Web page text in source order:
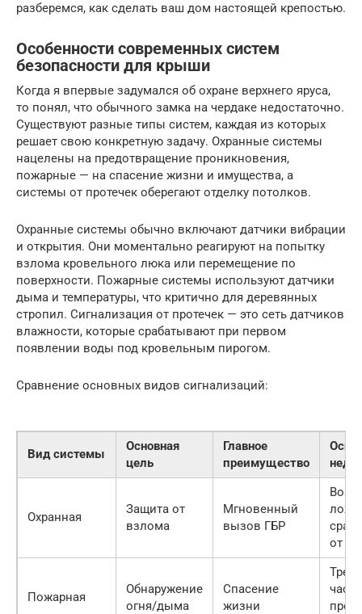
разберемся, как сделать ваш дом настоящей крепостью.
Особенности современных систем
безопасности для крыши
Когда я впервые задумался об охране верхнего яруса,
то понял, что обычного замка на чердаке недостаточно.
Существуют разные типы систем, каждая из которых
решает свою конкретную задачу. Охранные системы
нацелены на предотвращение проникновения,
пожарные — на спасение жизни и имущества, а
системы от протечек оберегают отделку потолков.
Охранные системы обычно включают датчики вибрации
и открытия. Они моментально реагируют на попытку
взлома кровельного люка или перемещение по
поверхности. Пожарные системы используют датчики
дыма и температуры, что критично для деревянных
стропил. Сигнализация от протечек — это сеть датчиков
влажности, которые срабатывают при первом
появлении воды под кровельным пирогом.
Сравнение основных видов сигнализаций:
Вид системы
Основная
цель
Главное
преимущество
Охранная
Защита от
взлома
Мгновенный
вызов ГБР
от
Пожарная
Обнаружение
огня/дыма
Спасение
жизни